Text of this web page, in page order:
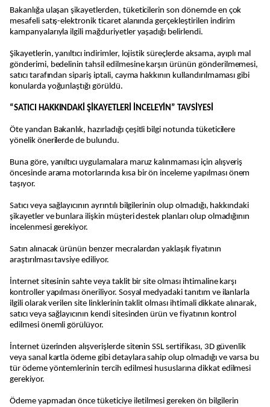
Bakanlığa ulaşan şikayetlerden, tüketicilerin son dönemde en çok
mesafeli satış-elektronik ticaret alanında gerçekleştirilen indirim
kampanyalarıyla ilgili mağduriyetler yaşadığı belirlendi.
Şikayetlerin, yanıltıcı indirimler, lojistik süreçlerde aksama, ayıplı mal
gönderimi, bedelinin tahsil edilmesine karşın ürünün gönderilmemesi,
satıcı tarafından sipariş iptali, cayma hakkının kullandırılmaması gibi
konularda yoğunlaştığı görüldü.
“SATICI HAKKINDAKİ ŞİKAYETLERİ İNCELEYİN” TAVSİYESİ
Öte yandan Bakanlık, hazırladığı çeşitli bilgi notunda tüketicilere
yönelik önerilerde de bulundu.
Buna göre, yanıltıcı uygulamalara maruz kalınmaması için alışveriş
öncesinde arama motorlarında kısa bir ön inceleme yapılması önem
taşıyor.
Satıcı veya sağlayıcının ayrıntılı bilgilerinin olup olmadığı, hakkındaki
şikayetler ve bunlara ilişkin müşteri destek planları olup olmadığının
incelenmesi gerekiyor.
Satın alınacak ürünün benzer mecralardan yaklaşık fiyatının
araştırılması tavsiye ediliyor.
İnternet sitesinin sahte veya taklit bir site olması ihtimaline karşı
kontroller yapılması öneriliyor. Sosyal medyadaki tanıtım ve ilanlarla
ilgili olarak verilen site linklerinin taklit olması ihtimali dikkate alınarak,
satıcı veya sağlayıcının kendi sitesinden ürün ve fiyatının kontrol
edilmesi önemli görülüyor.
İnternet üzerinden alışverişlerde sitenin SSL sertifikası, 3D güvenlik
veya sanal kartla ödeme gibi detaylara sahip olup olmadığı ve varsa bu
tür ödeme yöntemlerinin tercih edilmesi hususlarına dikkat edilmesi
gerekiyor.
Ödeme yapmadan önce tüketiciye iletilmesi gereken ön bilgilerin